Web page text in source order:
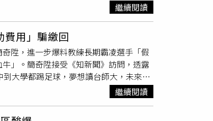
證人、婚前債務用於婚後家庭生活。
輩們，站出來支持且力邀簡同學到校實
示：「誰敢用關係人脈影響簡同學的教
換我們封殺你們。」她也再次呼籲各位
足隊員們知道，教育圈需要她們，不會
某些勢力影響她們的學校、校長、主任
也引發網友熱議，「我覺得台師大的處
柄，或者說根本是同一串肉粽？欺負小
」、「挺妳也挺簡同學」、「共犯結構
、「舉雙手歡迎簡同學來我們學校。」
繼續閱讀
用」騙繳回
陞，進一步爆料教練長期霸凌選手「假
」。簡奇陞接受《知新聞》訪問，透露
大學都踢足球，夢想讀台師大，未來想
抽血實驗，每次抽血過程為期14天，而
為循環進行跑步，每一輪結束都得進行指
好累」，被周台英教練耳聞後，下令禁
繼續閱讀